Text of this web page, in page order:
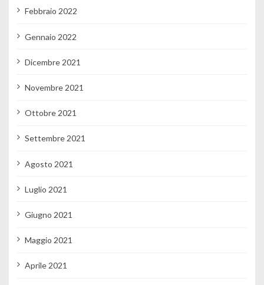
Febbraio 2022
Gennaio 2022
Dicembre 2021
Novembre 2021
Ottobre 2021
Settembre 2021
Agosto 2021
Luglio 2021
Giugno 2021
Maggio 2021
Aprile 2021